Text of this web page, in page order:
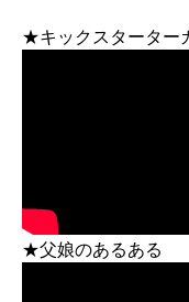
★キックスターター
★父娘のあるある